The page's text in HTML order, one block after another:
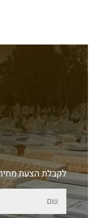
לקבלת הצעת מחיר חייגו